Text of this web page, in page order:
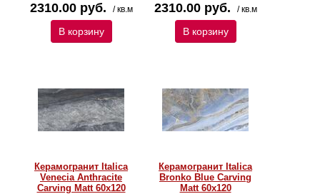
2310.00 руб. / кв.м
В корзину
2310.00 руб. / кв.м
В корзину
Керамогранит Italica
Venecia Anthracite
Carving Matt 60x120
Керамогранит Italica
Bronko Blue Carving
Matt 60x120